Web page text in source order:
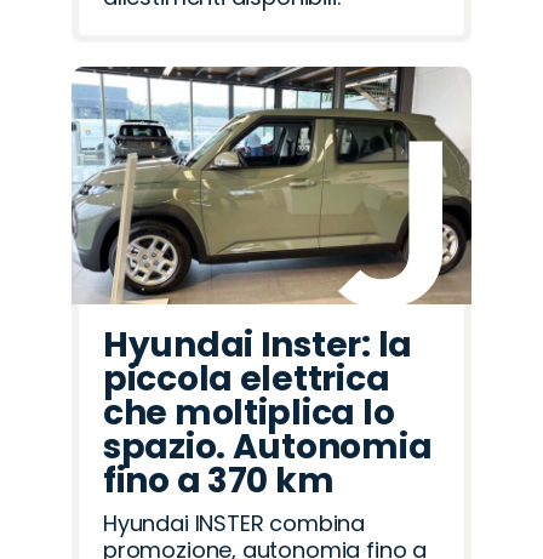
Hyundai Inster: la
piccola elettrica
che moltiplica lo
spazio. Autonomia
fino a 370 km
Hyundai INSTER combina
promozione, autonomia fino a